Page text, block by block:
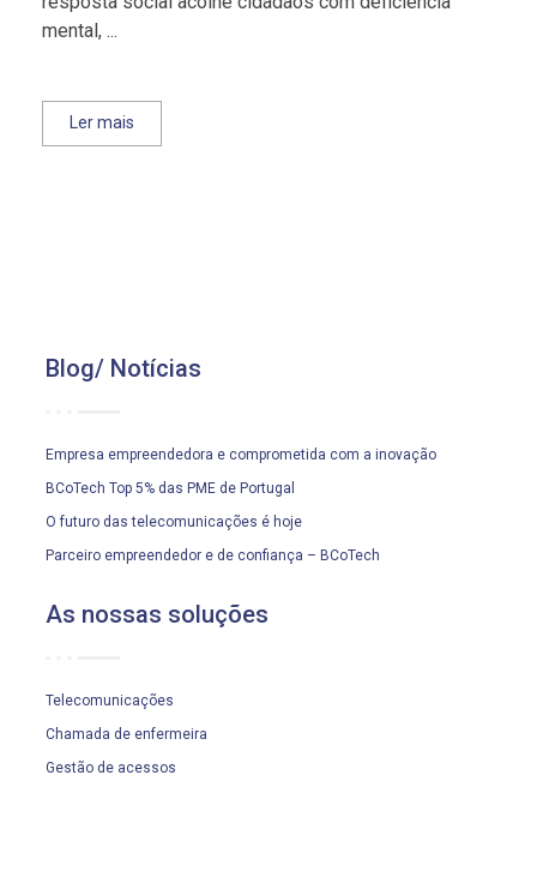
mental, ...
Ler mais
Blog/ Notícias
Empresa empreendedora e comprometida com a inovação
BCoTech Top 5% das PME de Portugal
O futuro das telecomunicações é hoje
Parceiro empreendedor e de confiança – BCoTech
As nossas soluções
Telecomunicações
Chamada de enfermeira
Gestão de acessos